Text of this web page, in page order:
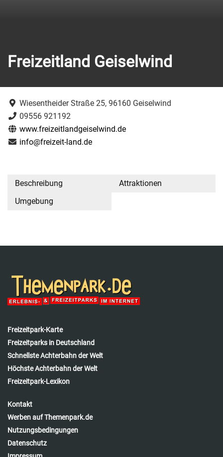
Freizeitland Geiselwind
Wiesentheider Straße 25, 96160 Geiselwind
09556 921192
www.freizeitlandgeiselwind.de
info@freizeit-land.de
Beschreibung
Attraktionen
Umgebung
Freizeitpark-Karte
Freizeitparks in Deutschland
Schnellste Achterbahn der Welt
Höchste Achterbahn der Welt
Freizeitpark-Lexikon
Kontakt
Werben auf Themenpark.de
Nutzungsbedingungen
Datenschutz